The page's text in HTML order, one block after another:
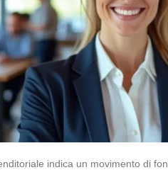
indica un movimento di